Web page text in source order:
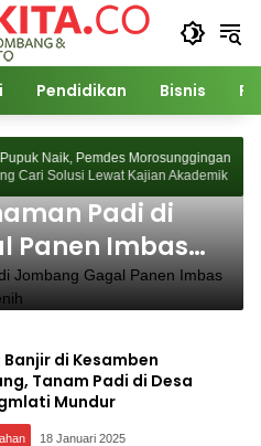
Pendidikan Bisnis
Naik, Pemdes Morosunggingan
Solusi Lewat Kajian Akademik
Padi di
Panen Imbas
Bantu
di Kesamben
Tanam Padi di Desa
Mundur
18 Januari 2025